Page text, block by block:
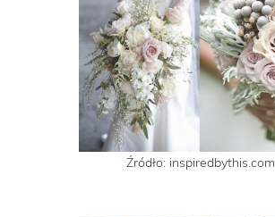
Źródło: inspiredbythis.com